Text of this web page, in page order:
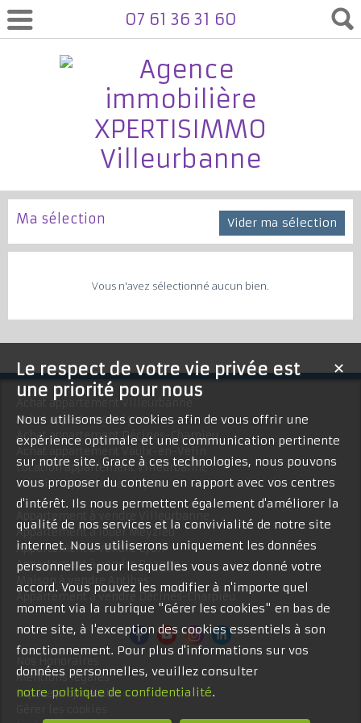
07 61 36 31 60
Ma sélection Vider ma sélection
Vous n'avez sélectionné aucun bien.
Achat appartement Villeurbanne
Achat appartement Lyon
Achat appartement Décines-Charpieu
Achat appartement Vaulx-en-Velin
Location appartement Villeurbanne
Location appartement Lyon
Appartement à vendre Villeurbanne
Appartement à louer Meyzieu
Appartement à vendre Lyon
Appartement à vendre Roanne
Maison à vendre Antibes
Appartement à vendre Décines-Charpieu
Mentions légales
Espace propriétaire
✕
Le respect de votre vie privée est
une priorité pour nous
Nous utilisons des cookies afin de vous offrir une
expérience optimale et une communication pertinente
sur notre site. Grace à ces technologies, nous pouvons
vous proposer du contenu en rapport avec vos centres
d'intérêt. Ils nous permettent également d'améliorer la
qualité de nos services et la convivialité de notre site
internet. Nous utiliserons uniquement les données
personnelles pour lesquelles vous avez donné votre
accord. Vous pouvez les modifier à n'importe quel
moment via la rubrique "Gérer les cookies" en bas de
notre site, à l'exception des cookies essentiels à son
fonctionnement. Pour plus d'informations sur vos
données personnelles, veuillez consulter
notre politique de confidentialité.